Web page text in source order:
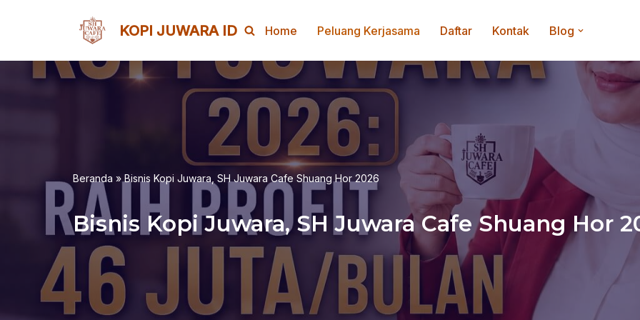
ke
KOPI JUWARA ID Home Peluang Kerjasama Daftar Kontak Blog
Beranda » Bisnis Kopi Juwara, SH Juwara Cafe Shuang Hor 2026
Bisnis Kopi Juwara, SH Juwara Cafe Shuang Hor